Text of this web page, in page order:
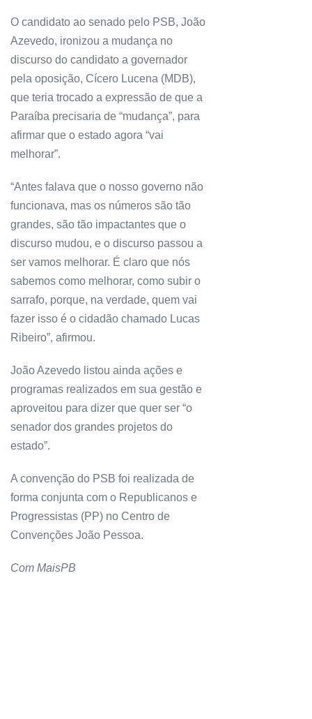
O candidato ao senado pelo PSB, João
Azevedo, ironizou a mudança no
discurso do candidato a governador
pela oposição, Cícero Lucena (MDB),
que teria trocado a expressão de que a
Paraíba precisaria de “mudança”, para
afirmar que o estado agora “vai
melhorar”.
“Antes falava que o nosso governo não
funcionava, mas os números são tão
grandes, são tão impactantes que o
discurso mudou, e o discurso passou a
ser vamos melhorar. É claro que nós
sabemos como melhorar, como subir o
sarrafo, porque, na verdade, quem vai
fazer isso é o cidadão chamado Lucas
Ribeiro”, afirmou.
João Azevedo listou ainda ações e
programas realizados em sua gestão e
aproveitou para dizer que quer ser “o
senador dos grandes projetos do
estado”.
A convenção do PSB foi realizada de
forma conjunta com o Republicanos e
Progressistas (PP) no Centro de
Convenções João Pessoa.
Com MaisPB